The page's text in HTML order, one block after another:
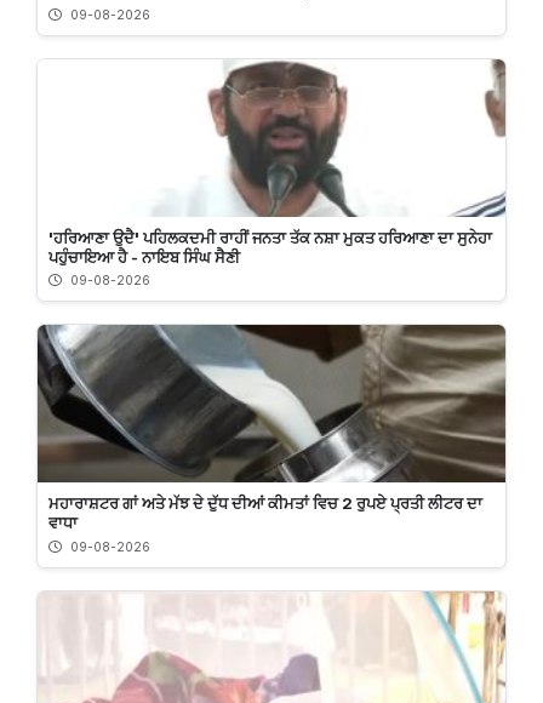
09-08-2026
'ਹਰਿਆਣਾ ਉਦੈ' ਪਹਿਲਕਦਮੀ ਰਾਹੀਂ ਜਨਤਾ ਤੱਕ ਨਸ਼ਾ ਮੁਕਤ ਹਰਿਆਣਾ ਦਾ ਸੁਨੇਹਾ
ਪਹੁੰਚਾਇਆ ਹੈ - ਨਾਇਬ ਸਿੰਘ ਸੈਣੀ
09-08-2026
ਮਹਾਰਾਸ਼ਟਰ ਗਾਂ ਅਤੇ ਮੱਝ ਦੇ ਦੁੱਧ ਦੀਆਂ ਕੀਮਤਾਂ ਵਿਚ 2 ਰੁਪਏ ਪ੍ਰਤੀ ਲੀਟਰ ਦਾ
ਵਾਧਾ
09-08-2026